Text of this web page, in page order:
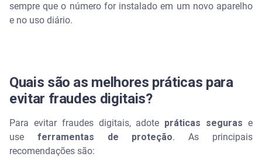
sempre que o número for instalado em um novo aparelho
e no uso diário.
Quais são as melhores práticas para
evitar fraudes digitais?
Para evitar fraudes digitais, adote práticas seguras e
use ferramentas de proteção. As principais
recomendações são: